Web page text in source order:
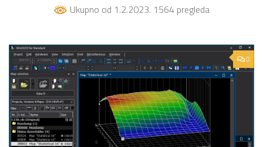
Ukupno od 1.2.2023. 1564 pregleda
0